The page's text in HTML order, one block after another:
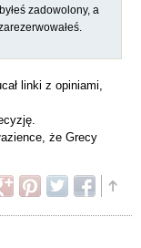
zadowolony, a
linki z opiniami,
że Grecy